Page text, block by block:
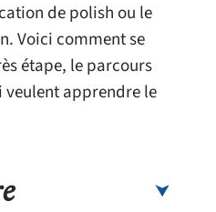
de polish ou le
Voici comment se
étape, le parcours
veulent apprendre le